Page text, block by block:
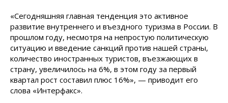
«Сегодняшняя главная тенденция это активное
развитие внутреннего и въездного туризма в России. В
прошлом году, несмотря на непростую политическую
ситуацию и введение санкций против нашей страны,
количество иностранных туристов, въезжающих в
страну, увеличилось на 6%, в этом году за первый
квартал рост составил плюс 16%», — приводит его
слова «Интерфакс».